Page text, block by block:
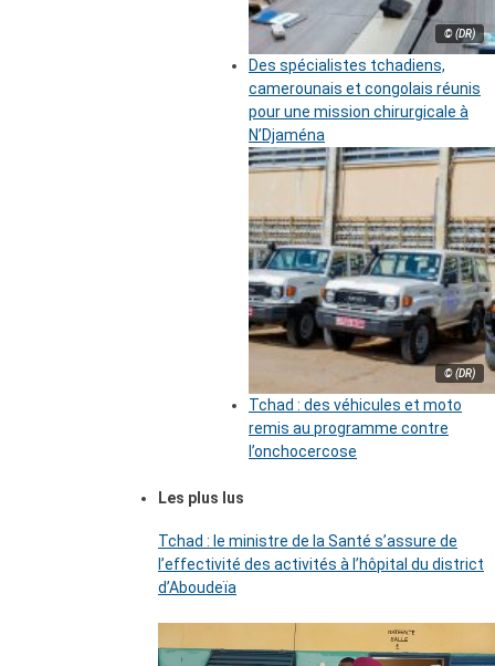
© (DR)
Des spécialistes tchadiens,
camerounais et congolais réunis
pour une mission chirurgicale à
N’Djaména
© (DR)
Tchad : des véhicules et moto
remis au programme contre
l’onchocercose
Les plus lus
Tchad : le ministre de la Santé s’assure de
l’effectivité des activités à l’hôpital du district
d’Aboudeïa